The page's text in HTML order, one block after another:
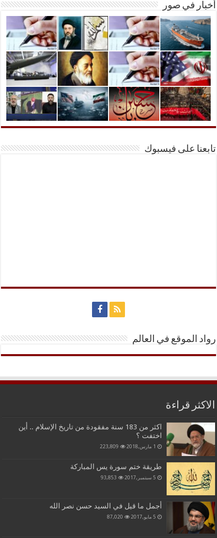
أخبار في صور
تابعنا على فيسبوك
رواد الموقع في العالم
الاكثر قراءة
اكثر من 183 سنة مفقودة من تاريخ الإسلام .. أين
اختفت ؟
1 مارس,2018 223,809
طريقة ختم سورة يس المباركة
5 سبتمبر,2017 93,853
أجمل ما قيل في السيد حسن نصر الله
5 مايو,2017 87,020